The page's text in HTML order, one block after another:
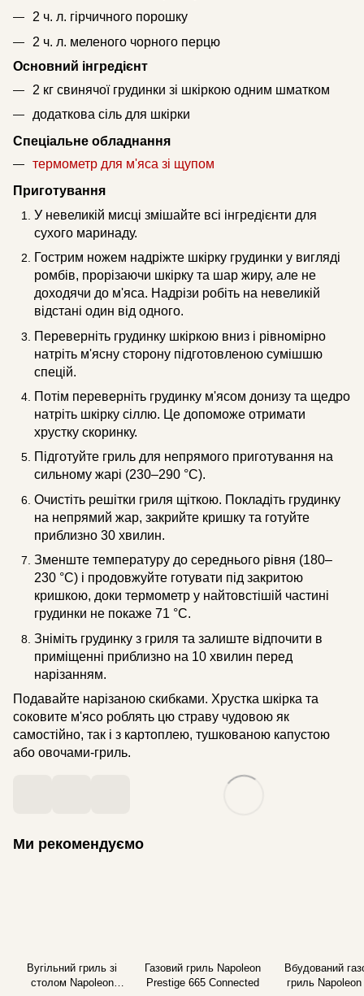
2 ч. л. гірчичного порошку
2 ч. л. меленого чорного перцю
Основний інгредієнт
2 кг свинячої грудинки зі шкіркою одним шматком
додаткова сіль для шкірки
Спеціальне обладнання
термометр для м'яса зі щупом
Приготування
У невеликій мисці змішайте всі інгредієнти для
сухого маринаду.
Гострим ножем надріжте шкірку грудинки у вигляді
ромбів, прорізаючи шкірку та шар жиру, але не
доходячи до м'яса. Надрізи робіть на невеликій
відстані один від одного.
Переверніть грудинку шкіркою вниз і рівномірно
натріть м'ясну сторону підготовленою сумішшю
спецій.
Потім переверніть грудинку м'ясом донизу та щедро
натріть шкірку сіллю. Це допоможе отримати
хрустку скоринку.
Підготуйте гриль для непрямого приготування на
сильному жарі (230–290 °C).
Очистіть решітки гриля щіткою. Покладіть грудинку
на непрямий жар, закрийте кришку та готуйте
приблизно 30 хвилин.
Зменште температуру до середнього рівня (180–
230 °C) і продовжуйте готувати під закритою
кришкою, доки термометр у найтовстішій частині
грудинки не покаже 71 °C.
Зніміть грудинку з гриля та залиште відпочити в
приміщенні приблизно на 10 хвилин перед
нарізанням.
Подавайте нарізаною скибками. Хрустка шкірка та
соковите м'ясо роблять цю страву чудовою як
самостійно, так і з картоплею, тушкованою капустою
або овочами-гриль.
Ми рекомендуємо
Вугільний гриль зі
столом Napoleon
Газовий гриль Napoleon
Prestige 665 Connected
Вбудований
гриль Napoleon